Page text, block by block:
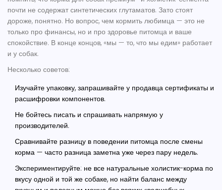
почти не содержат синтетических глутаматов. Зато стоят
дороже, понятно. Но вопрос, чем кормить любимца — это не
только про финансы, но и про здоровье питомца и ваше
спокойствие. В конце концов, «мы — то, что мы едим» работает
и у собак.
Несколько советов:
Изучайте упаковку, запрашивайте у продавца сертификаты и
расшифровки компонентов.
Не бойтесь писать и спрашивать напрямую у
производителей.
Сравнивайте разницу в поведении питомца после смены
корма — часто разница заметна уже через пару недель.
Экспериментируйте: не все натуральные холистик-корма по
вкусу одной и той же собаке, но найти баланс между